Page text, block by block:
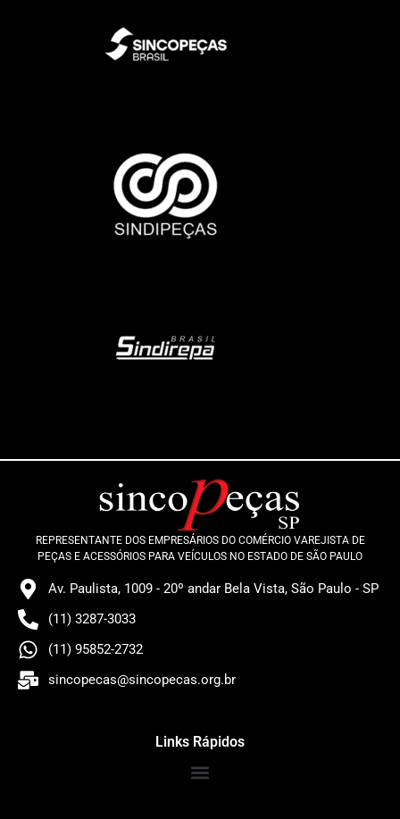
REPRESENTANTE DOS EMPRESÁRIOS DO COMÉRCIO VAREJISTA DE
PEÇAS E ACESSÓRIOS PARA VEÍCULOS NO ESTADO DE SÃO PAULO
Av. Paulista, 1009 - 20º andar Bela Vista, São Paulo - SP
(11) 3287-3033
(11) 95852-2732
sincopecas@sincopecas.org.br
Links Rápidos